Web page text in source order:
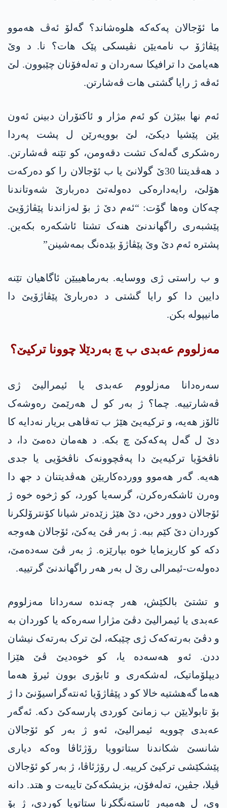
ما ئۆجالان په‌كه‌كه‌ ھلوەشاند؟ گەلۆ ئەڤ ھەموو
پێڤاژۆ ب نامەیێن نڤیسکی پێک ھات؟ نا. د وێ
ھەیامێ دا ترافیکا سەردان و تەلەفۆنان چێبوون. لێ
ئەڤه‌ ژ رایا گشتی ھات ڤەشارتن.
ئەم نھا ببێژن کو ئەم مژار و ئاکتۆران دبینن ئەون
یێن پێشیا دیکێ، لێ بوویەرێن ل پشت پەردا
رەشکری گەلەک تشت دقەومن، کو تێنە ڤەشارتن.
د ھەڤدیتنا 30ێ گولانێ یا ب ئۆجالان را کو دەرکەت
ھۆلێ، رایەدارەکی دەولەتێ دەربارێ شەوتاندنا
چەکان وه‌ھا گۆت: “ئەم دێ ژ بۆ لەزاندنا پێڤاژۆیێ
پێشبەری راگھاندنێ ھنەک تشتا ئاشکەرە بکه‌ین.
پشترە ئەم دێ وێ پێڤاژۆ بێدەنگ بمەشینن”
و ب راستی ژی ووسایە. بەرماھییێن ئاگاھیان تێنە
دایین دا کو رایا گشتی د دەربارێ پێڤاژۆیێ دا
مانیپولە بکن.
مه‌زلووم عه‌بدی ب چ بەردێلا چوونا ترکیێ؟
سەره‌دانا مه‌زلووم عه‌بدی یا ئیمرالیێ ژی
ڤەشارتییە. چما؟ ژ بەر کو ل ھەرێمێ رەوشەک
ئالۆز ھەیە، و ترکیەیێ ھێژ ب تەڤاھی بریار نەدایە کا
دێ ل گه‌ل په‌كه‌كێ چ بکە. د ھەمان دەمێ دا، د
ناڤخۆیا ترکیەیێ دا پەڤچوونەک ناڤخۆیی یا جدی
ھەیە. گەر ھەموو وورده‌كاریێن ھەڤدیتنان د جھ دا
وەرن ئاشکەرەکرن، گرسەیا کورد، کو ژخوە خوە ژ
ئۆجالان دوور دخن، دێ هێژ زێده‌تر شیانا کۆنترۆلکرنا
کوردان دێ کێم ببە. ژ بەر ڤێ یەکێ، ئۆجالان ھەوجە
دکە کو کاریزمایا خوە بپارێزە. ژ بەر ڤێ سەدەمێ،
دەولەت-ئیمرالی رێ ل بەر ھەر راگھاندنێ گرتییە.
و تشتێ بالکێش، ھەر چەنده‌ سەردانا مه‌زلووم
عه‌بدی یا ئیمرالیێ دڤێ مژارا سەرەکە یا کوردان بە
و دڤێ بەرتەکەک ژی چێبکە، لێ ترک بەرتەک نیشان
ددن. ئەو هه‌سه‌ده‌ یا، کو خوەدیێ ڤێ ھێزا
دیپلۆماتیک، لەشکەری و ئابۆری بوون ئیرۆ ھەما
ھەما گه‌هشتیە خالا کو د پێڤاژۆیا ئەنتەگراسیۆنێ دا ژ
بۆ تابولایێن ب زمانێ کوردی پارسەکێ دکە. ئەگەر
عه‌بدی چوویە ئیمرالیێ، ئەو ژ بەر کو ئۆجالان
شانسێ شکاندنا ستاتوویا رۆژئاڤا وەکە دیاری
پێشکێشی ترکیێ کرییە. ل رۆژئاڤا، ژ بەر کو ئۆجالان
ڤیلا، جڤین، تەلەفۆن، بزیشکەکێ تایبەت و هتد. دانە
وی، ل ھەمبەر ئاستەنگکرنا ستاتویا کوردی، ژ بۆ